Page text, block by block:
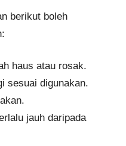
berikut boleh
haus atau rosak.
sesuai digunakan.
jauh daripada